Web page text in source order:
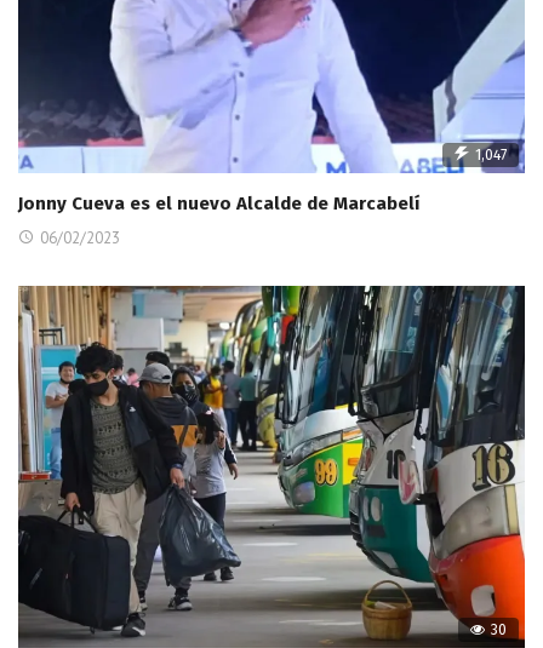
1,047
Jonny Cueva es el nuevo Alcalde de Marcabelí
06/02/2023
30